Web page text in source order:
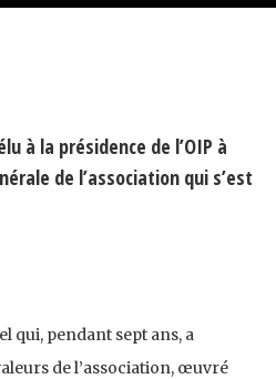
à la présidence de l’OIP à
de l’association qui s’est
qui, pendant sept ans, a
de l’association, œuvré